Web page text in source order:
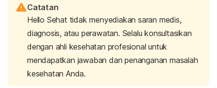
tumbuh kembang para bayi robot, berbagai menu
makanan yang lezat dan bergizi telah tersedia. Ada
buburpuree, omelet, hingga semur yang siap disantap.
PureeBahan Bakar TurboBot
Catatan
Hello Sehat tidak menyediakan saran medis,
diagnosis, atau perawatan. Selalu konsultasikan
dengan ahli kesehatan profesional untuk
mendapatkan jawaban dan penanganan masalah
kesehatan Anda.